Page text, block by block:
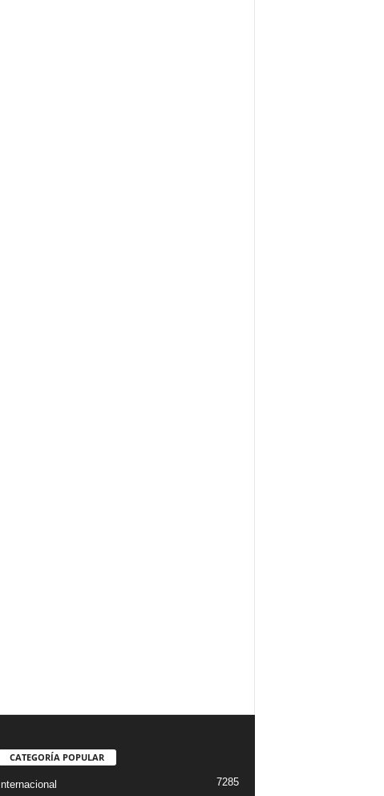
CATEGORÍA POPULAR
Internacional 7285